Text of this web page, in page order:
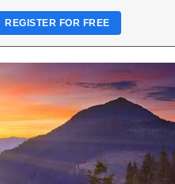
REGISTER FOR FREE